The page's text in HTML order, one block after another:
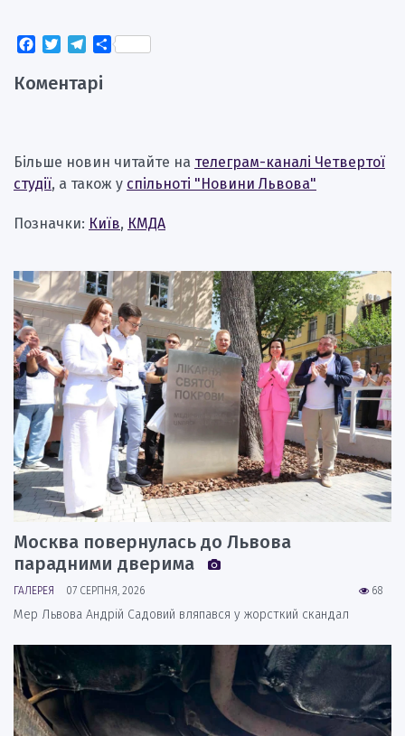
Facebook
TwitterTelegram
Поділитися
Коментарі
Більше новин читайте на телеграм-каналі Четвертої
студії, а також у спільноті "Новини Львова"
Позначки: Київ, КМДА
Москва повернулась до Львова
парадними дверима
68
ГАЛЕРЕЯ 07 СЕРПНЯ, 2026
Мер Львова Андрій Садовий вляпався у жорсткий скандал